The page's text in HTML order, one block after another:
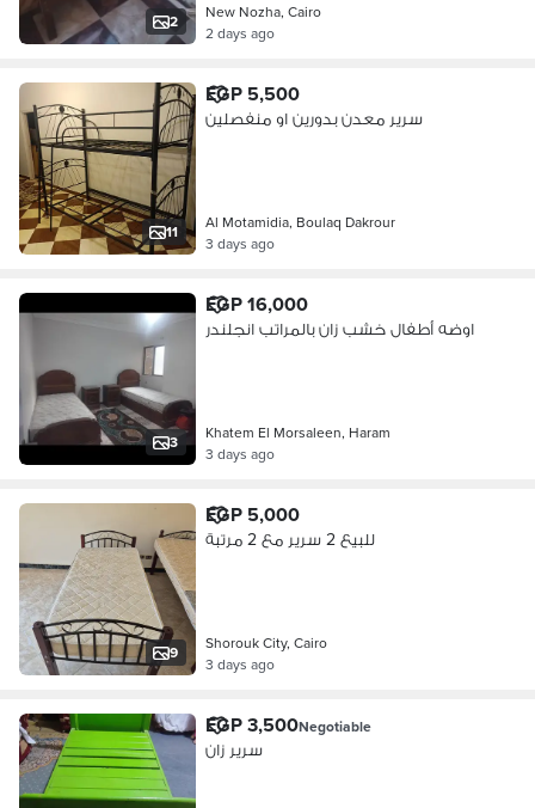
2
New Nozha, Cairo
2 days ago
11
EGP 5,500
سرير معدن بدورين او منفصلين
Al Motamidia, Boulaq Dakrour
3 days ago
3
EGP 16,000
اوضه أطفال خشب زان بالمراتب انجلندر
Khatem El Morsaleen, Haram
3 days ago
9
EGP 5,000
للبيع 2 سرير مع 2 مرتبة
Shorouk City, Cairo
3 days ago
EGP 3,500Negotiable
سرير زان